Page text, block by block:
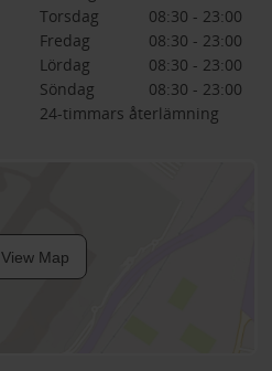
Torsdag
08:30 - 23:00
Fredag
08:30 - 23:00
Lördag
08:30 - 23:00
Söndag
08:30 - 23:00
24-timmars återlämning
View Map